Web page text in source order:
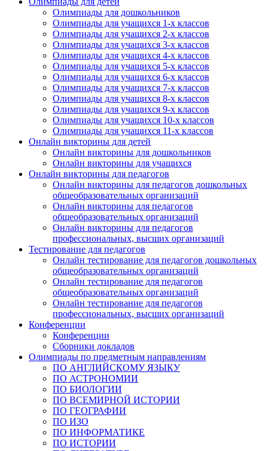
Олимпиады для дошкольников
Олимпиады для учащихся 1-х классов
Олимпиады для учащихся 2-х классов
Олимпиады для учащихся 3-х классов
Олимпиады для учащихся 4-х классов
Олимпиады для учащихся 5-х классов
Олимпиады для учащихся 6-х классов
Олимпиады для учащихся 7-х классов
Олимпиады для учащихся 8-х классов
Олимпиады для учащихся 9-х классов
Олимпиады для учащихся 10-х классов
Олимпиады для учащихся 11-х классов
Онлайн викторины для детей
Онлайн викторины для дошкольников
Онлайн викторины для учащихся
Онлайн викторины для педагогов
Онлайн викторины для педагогов дошкольных
общеобразовательных организаций
Онлайн викторины для педагогов
общеобразовательных организаций
Онлайн викторины для педагогов
профессиональных, высших организаций
Тестирование для педагогов
Онлайн тестирование для педагогов дошкольных
общеобразовательных организаций
Онлайн тестирование для педагогов
общеобразовательных организаций
Онлайн тестирование для педагогов
профессиональных, высших организаций
Конференции
Конференции
Сборники докладов
Олимпиады по предметным направлениям
ПО АНГЛИЙСКОМУ ЯЗЫКУ
ПО АСТРОНОМИИ
ПО БИОЛОГИИ
ПО ВСЕМИРНОЙ ИСТОРИИ
ПО ГЕОГРАФИИ
ПО ИЗО
ПО ИНФОРМАТИКЕ
ПО ИСТОРИИ